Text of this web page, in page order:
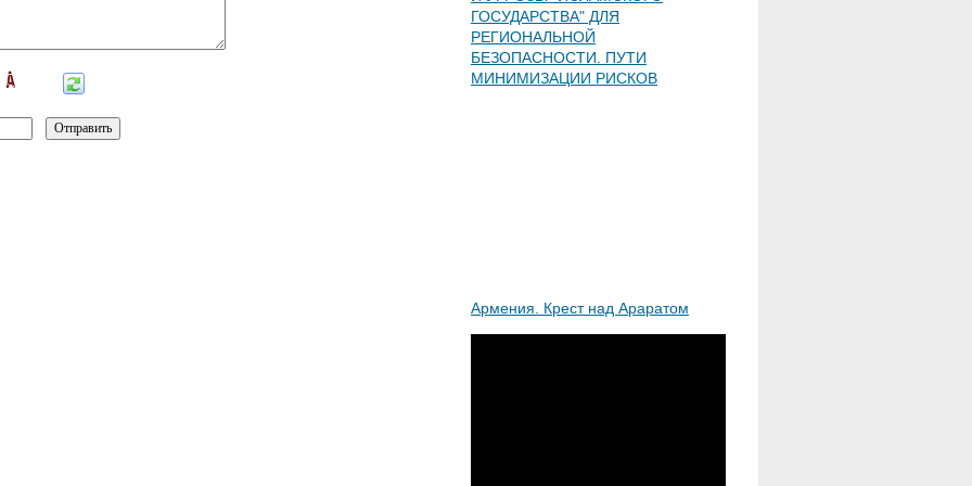
ГОСУДАРСТВА" ДЛЯ
РЕГИОНАЛЬНОЙ
БЕЗОПАСНОСТИ. ПУТИ
МИНИМИЗАЦИИ РИСКОВ
Армения. Крест над Араратом